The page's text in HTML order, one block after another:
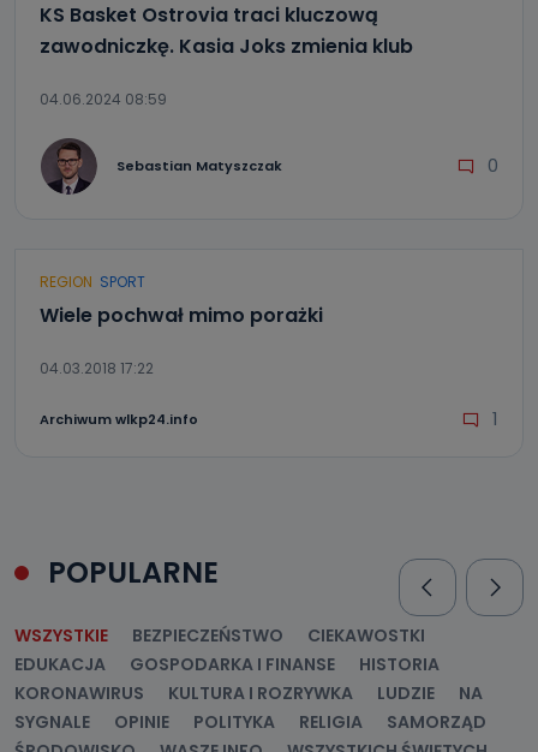
KS Basket Ostrovia traci kluczową
zawodniczkę. Kasia Joks zmienia klub
04.06.2024 08:59
Sebastian Matyszczak 0
REGION SPORT
Wiele pochwał mimo porażki
04.03.2018 17:22
Archiwum wlkp24.info 1
POPULARNE
WSZYSTKIE BEZPIECZEŃSTWO
CIEKAWOSTKI
EDUKACJA
GOSPODARKA I FINANSE
HISTORIA
KORONAWIRUS
KULTURA I ROZRYWKA LUDZIE
NA
SYGNALE
OPINIE POLITYKA RELIGIA
SAMORZĄD